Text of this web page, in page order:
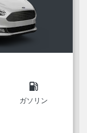
local_gas_station
ガソリン